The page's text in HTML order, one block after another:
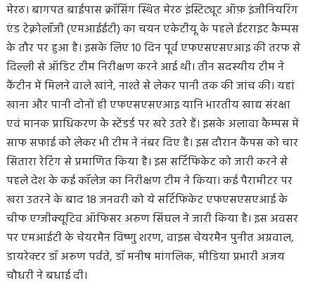
मेरठ। बागपत बाईपास क्रॉसिंग स्थित मेरठ इंस्टिट्यूट ऑफ़ इंजीनियरिंग
एंड टेक्नोलॉजी (एमआईईटी) का चयन एकेटीयू के पहले ईटराइट कैम्पस
के तौर पर हुआ है। इसके लिए 10 दिन पूर्व एफएसएसएआइ की तरफ से
दिल्‍ली से ऑडिट टीम निरीक्षण करने आई थी। तीन सदस्यीय टीम ने
कैंटीन में मिलने वाले खांने, नाश्ते से लेकर पानी तक की जांच की। यहां
खाना और पानी दोनों ही एफएसएसएआइ यानि भारतीय खाद्य संरक्षा
एवं मानक प्राधिकरण के स्टेंडर्ड पर खरे उतरे हैं। इसके अलावा कैम्पस में
साफ सफाई को लेकर भी टीम ने नंबर दिए है। इस दौरान कैंपस को चार
सितारा रेटिंग से प्रमाणित किया है। इस सर्टिफिकेट को जारी करने से
पहले देश के कई कॉलेज का निरीक्षण टीम ने किया। कई पैरामीटर पर
खरा उतरने के बाद 18 जनवरी को ये सर्टिफिकेट एफएसएसएआई के
चीफ एग्जीक्यूटिव ऑफिसर अरुण सिंघल ने जारी किया है। इस अवसर
पर एमआईटी के चेयरमैन विष्णु शरण, वाइस चेयरमैन पुनीत अग्रवाल,
डायरेक्टर डॉ अरुण पर्वते, डॉ मनीष मांगलिक, मीडिया प्रभारी अजय
चौधरी ने बधाई दी।